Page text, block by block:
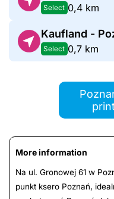
Select 0,4 km
Kaufland -
Select 0,7 km
More information
Na ul. Gronowej 61 w
punkt ksero Poznań,